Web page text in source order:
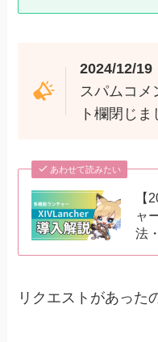
2024/12/19
スパムコメ
ト欄閉じま
あわせて読みたい
【
ャ
法
リクエストがあった